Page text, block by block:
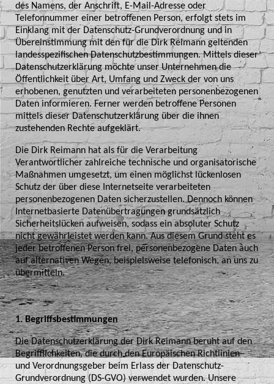
des Namens, der Anschrift, E-Mail-Adresse oder
Telefonnummer einer betroffenen Person, erfolgt stets im
Einklang mit der Datenschutz-Grundverordnung und in
Übereinstimmung mit den für die Dirk Reimann geltenden
landesspezifischen Datenschutzbestimmungen. Mittels dieser
Datenschutzerklärung möchte unser Unternehmen die
Öffentlichkeit über Art, Umfang und Zweck der von uns
erhobenen, genutzten und verarbeiteten personenbezogenen
Daten informieren. Ferner werden betroffene Personen
mittels dieser Datenschutzerklärung über die ihnen
zustehenden Rechte aufgeklärt.
Die Dirk Reimann hat als für die Verarbeitung
Verantwortlicher zahlreiche technische und organisatorische
Maßnahmen umgesetzt, um einen möglichst lückenlosen
Schutz der über diese Internetseite verarbeiteten
personenbezogenen Daten sicherzustellen. Dennoch können
Internetbasierte Datenübertragungen grundsätzlich
Sicherheitslücken aufweisen, sodass ein absoluter Schutz
nicht gewährleistet werden kann. Aus diesem Grund steht es
jeder betroffenen Person frei, personenbezogene Daten auch
auf alternativen Wegen, beispielsweise telefonisch, an uns zu
übermitteln.
1. Begriffsbestimmungen
Die Datenschutzerklärung der Dirk Reimann beruht auf den
Begrifflichkeiten, die durch den Europäischen Richtlinien-
und Verordnungsgeber beim Erlass der Datenschutz-
Grundverordnung (DS-GVO) verwendet wurden. Unsere